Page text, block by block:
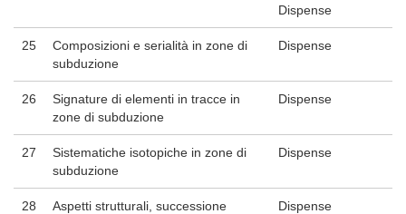
Dispense
25
Composizioni e serialità in zone di
subduzione
Dispense
26
Signature di elementi in tracce in
zone di subduzione
Dispense
27
Sistematiche isotopiche in zone di
subduzione
Dispense
28
Aspetti strutturali, successione
Dispense